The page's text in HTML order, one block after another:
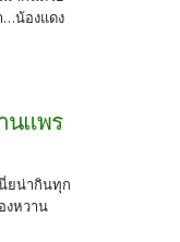
น้องแดง
นแพร
ยน่ากินทุก
งหวาน